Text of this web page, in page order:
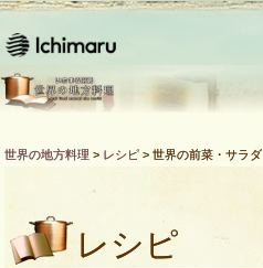
ホーム
商品紹介
世界の地方料理 > レシピ >世界の前菜・サラダ
レシピ